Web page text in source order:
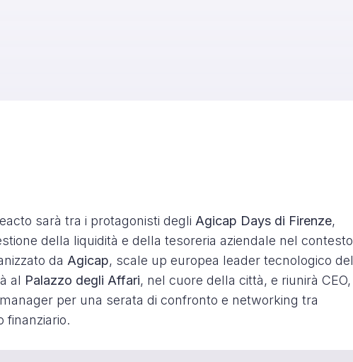
sarà tra i protagonisti degli Agicap Days di Firenze,
della liquidità e della tesoreria aziendale nel contesto
da Agicap, scale up europea leader tecnologico del
al Palazzo degli Affari, nel cuore della città, e riunirà CEO,
per una serata di confronto e networking tra
finanziario.